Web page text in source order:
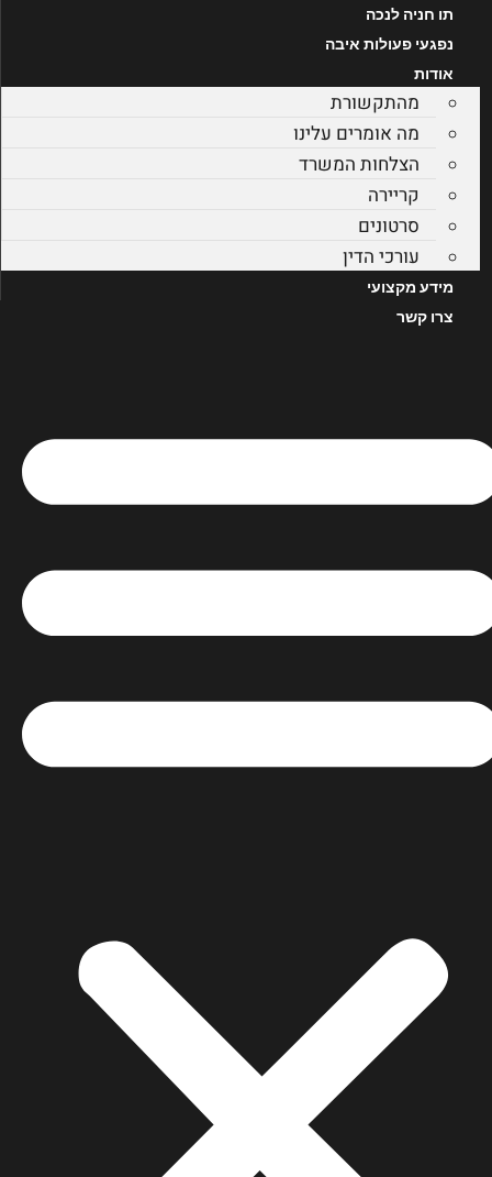
תו חניה לנכה
נפגעי פעולות איבה
אודות
מהתקשורת
מה אומרים עלינו
הצלחות המשרד
קריירה
סרטונים
עורכי הדין
מידע מקצועי
צרו קשר